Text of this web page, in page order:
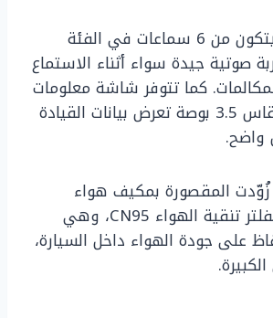
النظام الصوتي يتكون من 6 سماعات في الفئة
صوتية جيدة سواء أثناء الاستماع
كما تتوفر شاشة معلومات
بين العدادات بمقاس 3.5 بوصة تعرض بيانات القيادة
واضح.
زُوّدت المقصورة بمكيف هواء
إلكتروني مزود بفلتر تنقية الهواء CN95، وهي
على جودة الهواء داخل السيارة،